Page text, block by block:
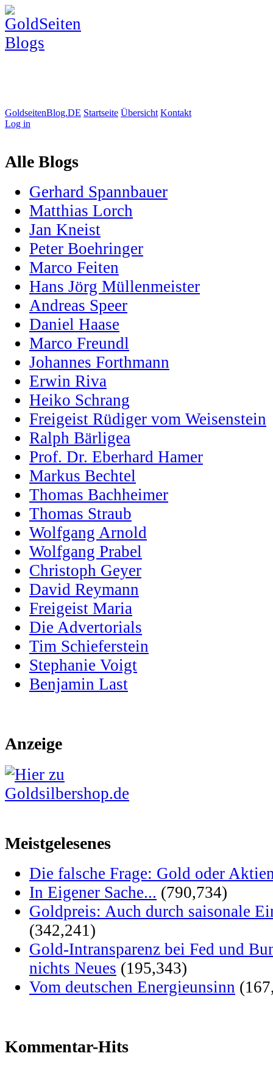
GoldseitenBlog.DE Startseite Übersicht Kontakt
Log in
Alle Blogs
Gerhard Spannbauer
Matthias Lorch
Jan Kneist
Peter Boehringer
Marco Feiten
Hans Jörg Müllenmeister
Andreas Speer
Daniel Haase
Marco Freundl
Johannes Forthmann
Erwin Riva
Heiko Schrang
Freigeist Rüdiger vom Weisenstein
Ralph Bärligea
Prof. Dr. Eberhard Hamer
Markus Bechtel
Thomas Bachheimer
Thomas Straub
Wolfgang Arnold
Wolfgang Prabel
Christoph Geyer
David Reymann
Freigeist Maria
Die Advertorials
Tim Schieferstein
Stephanie Voigt
Benjamin Last
Anzeige
Meistgelesenes
Die falsche Frage: Gold oder
In Eigener Sache... (790,734)
Goldpreis: Auch durch saisonale
(342,241)
Gold-Intransparenz bei Fed und
nichts Neues (195,343)
Vom deutschen Energieunsinn
Kommentar-Hits